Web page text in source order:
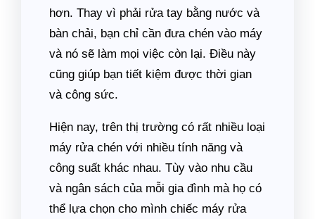
hơn. Thay vì phải rửa tay bằng nước và
bàn chải, bạn chỉ cần đưa chén vào máy
và nó sẽ làm mọi việc còn lại. Điều này
cũng giúp bạn tiết kiệm được thời gian
và công sức.
Hiện nay, trên thị trường có rất nhiều loại
máy rửa chén với nhiều tính năng và
công suất khác nhau. Tùy vào nhu cầu
và ngân sách của mỗi gia đình mà họ có
thể lựa chọn cho mình chiếc máy rửa